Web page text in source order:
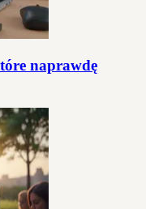
naprawdę